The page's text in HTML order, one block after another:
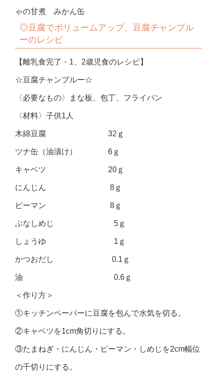
ゃの甘煮 みかん缶
◎豆腐でボリュームアップ、豆腐チャンプル
ーのレシピ
【離乳食完了・1、2歳児食のレシピ】
☆豆腐チャンプルー☆
〈必要なもの〉まな板、包丁、フライパン
〈材料〉子供1人
木綿豆腐 32ｇ
ツナ缶（油漬け） 6ｇ
キャベツ 20ｇ
にんじん 8ｇ
ピーマン 8ｇ
ぶなしめじ 5ｇ
しょうゆ 1ｇ
かつおだし 0.1ｇ
油 0.6ｇ
＜作り方＞
①キッチンペーパーに豆腐を包んで水気を切る。
②キャベツを1cm角切りにする。
③たまねぎ・にんじん・ピーマン・しめじを2cm幅位
の千切りにする。